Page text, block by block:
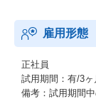
り、体系的な研
が可能です。
企業の採用成功に
リクルーターは、
です。
雇用形態
正社員
試用期間：有/3ヶ
備考：試用期間中